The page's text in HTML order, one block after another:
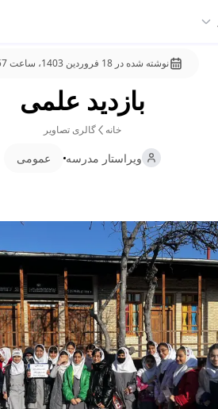
نوشته شده در18 فروردین 1403، ساعت 12:57
بازدید علمی
خانه گالری تصاویر
ویراستار مدرسه عمومی